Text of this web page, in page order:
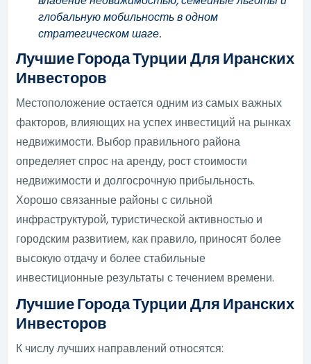
глобальную мобильность в одном
стратегическом шаге.
Лучшие Города Турции Для Иранских
Инвесторов
Местоположение остается одним из самых важных
факторов, влияющих на успех инвестиций на рынках
недвижимости. Выбор правильного района
определяет спрос на аренду, рост стоимости
недвижимости и долгосрочную прибыльность.
Хорошо связанные районы с сильной
инфраструктурой, туристической активностью и
городским развитием, как правило, приносят более
высокую отдачу и более стабильные
инвестиционные результаты с течением времени.
Лучшие Города Турции Для Иранских
Инвесторов
К числу лучших направлений относятся: